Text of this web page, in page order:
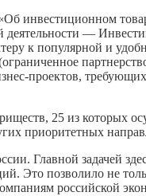
инвестиционном
—
к популярной и
проектов,
25 из которых
приоритетных
Главной задачей
Это позволило не
российской